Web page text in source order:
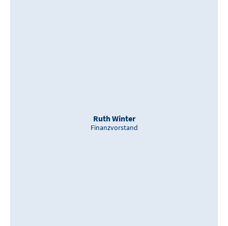
Ruth Winter
Finanzvorstand